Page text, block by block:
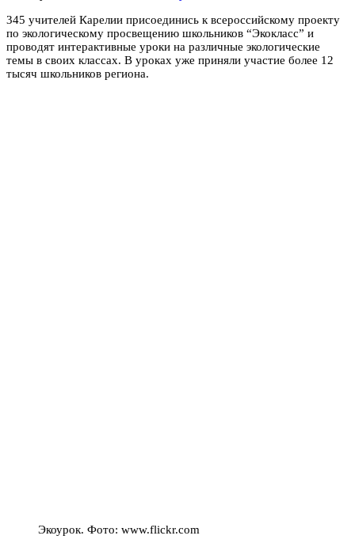
345 учителей Карелии присоединись к всероссийскому проекту
по экологическому просвещению школьников “Экокласс” и
проводят интерактивные уроки на различные экологические
темы в своих классах. В уроках уже приняли участие более 12
тысяч школьников региона.
Экоурок. Фото: www.flickr.com